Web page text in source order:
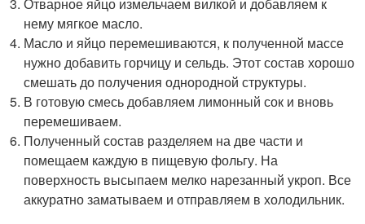
нему мягкое масло.
Масло и яйцо перемешиваются, к полученной массе
нужно добавить горчицу и сельдь. Этот состав хорошо
смешать до получения однородной структуры.
В готовую смесь добавляем лимонный сок и вновь
перемешиваем.
Полученный состав разделяем на две части и
помещаем каждую в пищевую фольгу. На
поверхность высыпаем мелко нарезанный укроп. Все
аккуратно заматываем и отправляем в холодильник.